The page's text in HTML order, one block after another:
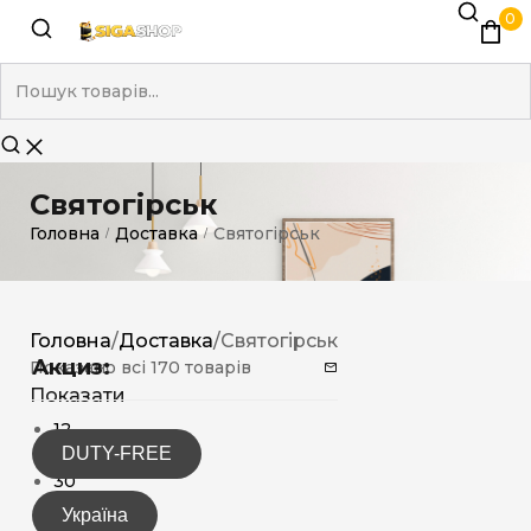
0
Святогірськ
Головна / Доставка / Святогірськ
Акциз:
DUTY-FREE
Україна
Головна/Доставка/Святогірськ
Показано всі 170 товарів
Показати
12
15
30